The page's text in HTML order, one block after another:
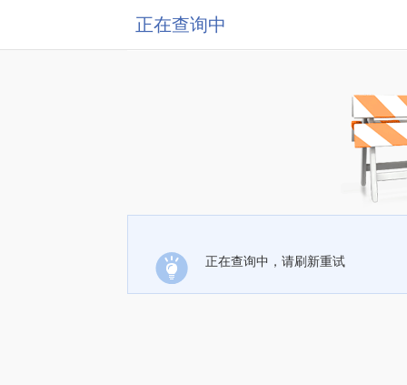
正在查询中
正在查询中，请刷新重试